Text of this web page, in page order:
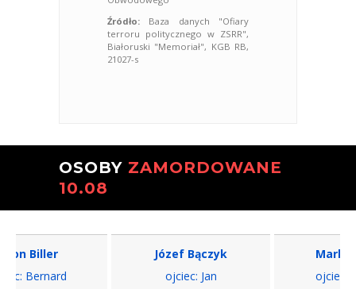
Źródło: Baza danych "Ofiary
terroru politycznego w ZSRR",
Białoruski "Memoriał", KGB RB,
21027-s
OSOBY ZAMORDOWANE
10.08
Biller
Bernard
Józef Bączyk
ojciec: Jan
Markus
ojciec: